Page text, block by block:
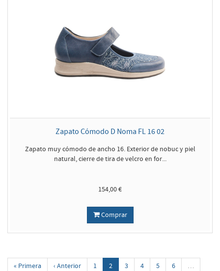
Zapato Cómodo D Noma FL 16 02
Zapato muy cómodo de ancho 16. Exterior de nobuc y piel
natural, cierre de tira de velcro en for...
154,00 €
Comprar
« Primera ‹ Anterior 1 2 3 4 5 6
…